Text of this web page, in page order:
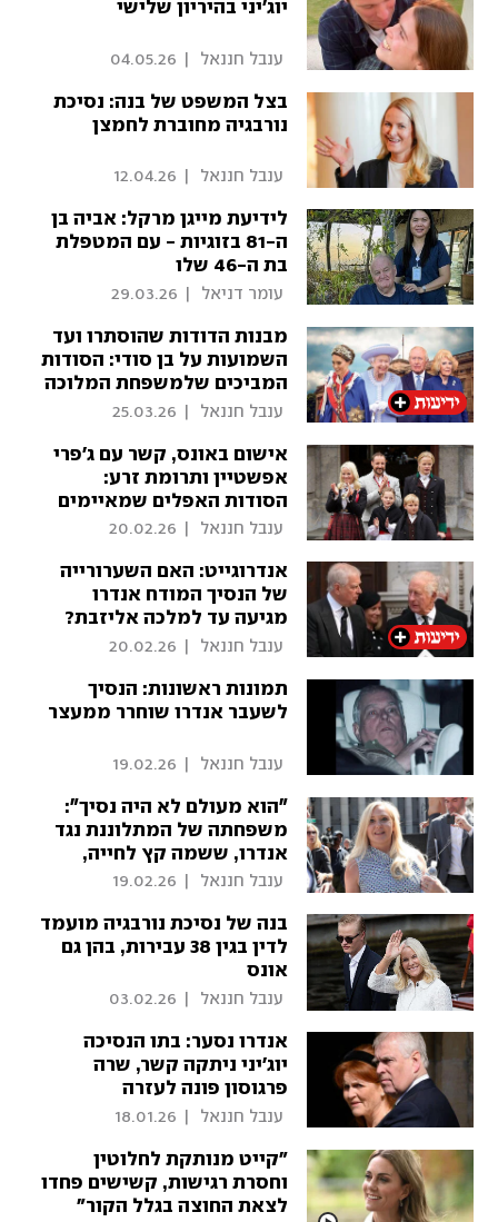
יוג'יני בהיריון שלישי
ענבל חננאל 04.05.26
בצל המשפט של בנה: נסיכת
נורבגיה מחוברת לחמצן
ענבל חננאל 12.04.26
לידיעת מייגן מרקל: אביה בן
ה-81 בזוגיות - עם המטפלת
בת ה-46 שלו
עומר דניאל 29.03.26
מבנות הדודות שהוסתרו ועד
השמועות על בן סודי: הסודות
המביכים שלמשפחת המלוכה
ענבל חננאל 25.03.26
אישום באונס, קשר עם ג'פרי
אפשטיין ותרומת זרע:
הסודות האפלים שמאיימים
על בית המלוכה הנורבגי
ענבל חננאל 20.02.26
אנדרוגייט: האם השערורייה
של הנסיך המודח אנדרו
מגיעה עד למלכה אליזבת?
ענבל חננאל 20.02.26
תמונות ראשונות: הנסיך
לשעבר אנדרו שוחרר ממעצר
ענבל חננאל 19.02.26
״הוא מעולם לא היה נסיך״:
משפחתה של המתלוננת נגד
אנדרו, ששמה קץ לחייה,
מגיבה למעצרו
ענבל חננאל 19.02.26
בנה של נסיכת נורבגיה מועמד
לדין בגין 38 עבירות, בהן גם
אונס
ענבל חננאל 03.02.26
אנדרו נסער: בתו הנסיכה
יוג'יני ניתקה קשר, שרה
פרגוסון פונה לעזרה
ענבל חננאל 18.01.26
"קייט מנותקת לחלוטין
וחסרת רגישות, קשישים פחדו
לצאת החוצה בגלל הקור"